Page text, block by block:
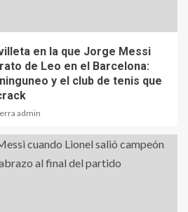
en la que Jorge Messi
de Leo en el Barcelona:
y el club de tenis que
admin